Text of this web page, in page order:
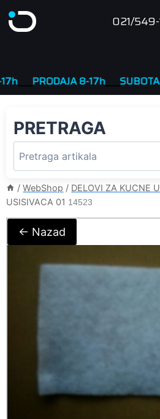
to
021/549-
PRODAJA 8-17h____SUBOTA
PRETRAGA
/ WebShop / DELOVI ZA KUCNE
USISIVACA 01 14523
← Nazad